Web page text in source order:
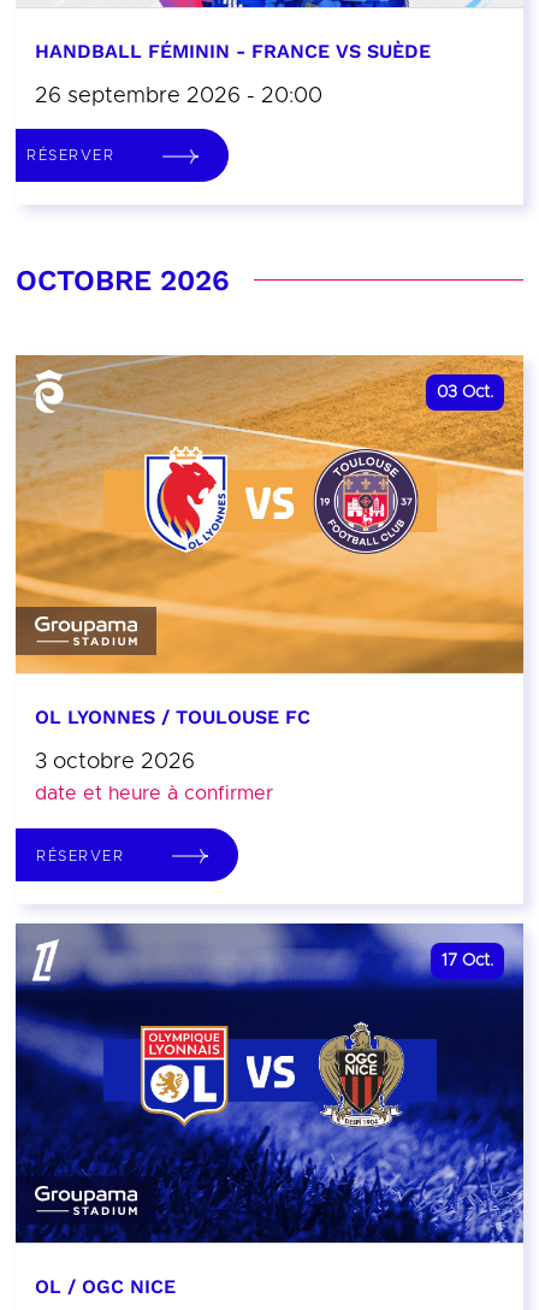
HANDBALL FÉMININ - FRANCE VS SUÈDE
26 septembre 2026 - 20:00
RÉSERVER
OCTOBRE 2026
03 Oct.
OL LYONNES / TOULOUSE FC
3 octobre 2026
date et heure à confirmer
RÉSERVER
17 Oct.
OL / OGC NICE